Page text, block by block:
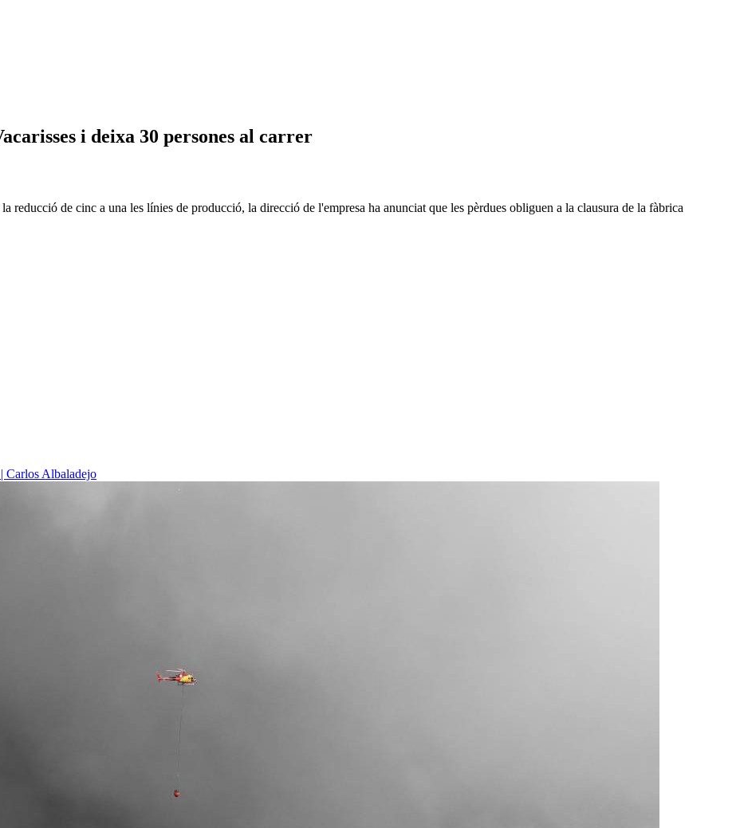
i deixa 30 persones al carrer
reducció de cinc a una les línies de producció, la direcció de l'empresa ha anunciat que les pèrdues obliguen a la clausura de la fàbrica
Carlos Albaladejo